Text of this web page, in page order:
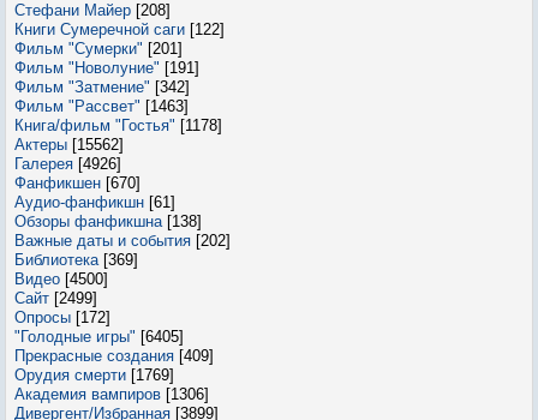
Стефани Майер [208]
Книги Сумеречной саги [122]
Фильм "Сумерки" [201]
Фильм "Новолуние" [191]
Фильм "Затмение" [342]
Фильм "Рассвет" [1463]
Книга/фильм "Гостья" [1178]
Актеры [15562]
Галерея [4926]
Фанфикшен [670]
Аудио-фанфикшн [61]
Обзоры фанфикшна [138]
Важные даты и события [202]
Библиотека [369]
Видео [4500]
Сайт [2499]
Опросы [172]
"Голодные игры" [6405]
Прекрасные создания [409]
Орудия смерти [1769]
Академия вампиров [1306]
Дивергент/Избранная [3899]